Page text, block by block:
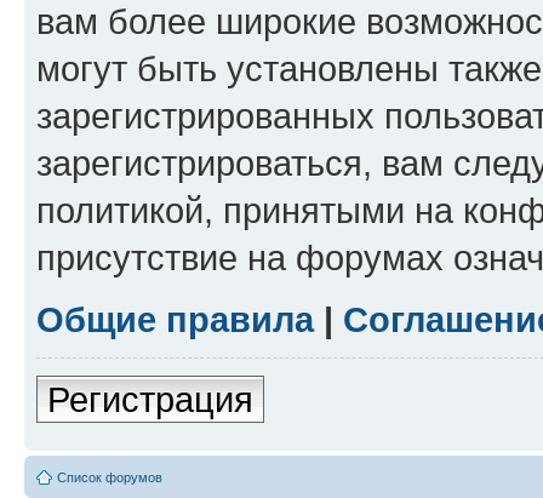
вам более широкие
могут быть установлены
зарегистрированных
зарегистрироваться, вам
политикой, принятыми на
присутствие на форумах
Общие правила|
Регистрация
Список форумов